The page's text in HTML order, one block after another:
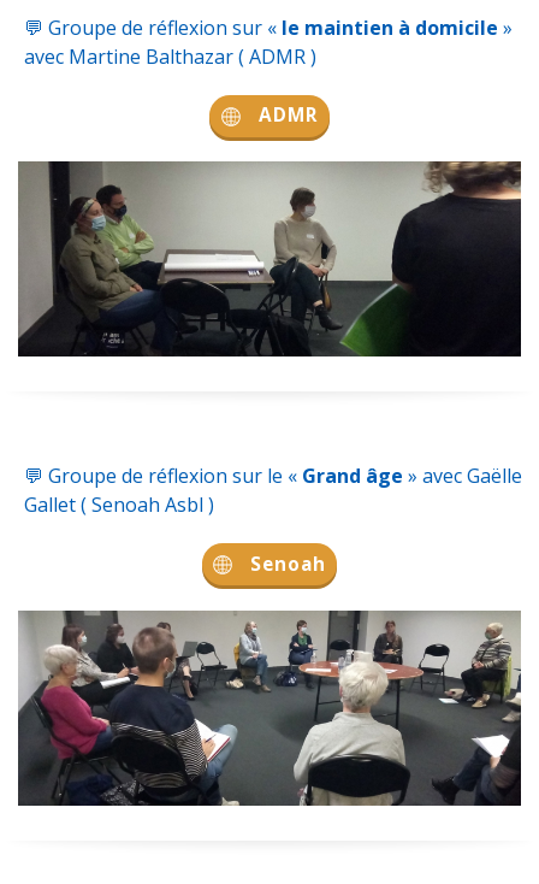
💬 Groupe de réflexion sur « le maintien à domicile »
avec Martine Balthazar (ADMR)
ADMR
💬 Groupe de réflexion sur le « Grand âge » avec Gaëlle
Gallet (Senoah Asbl )
Senoah